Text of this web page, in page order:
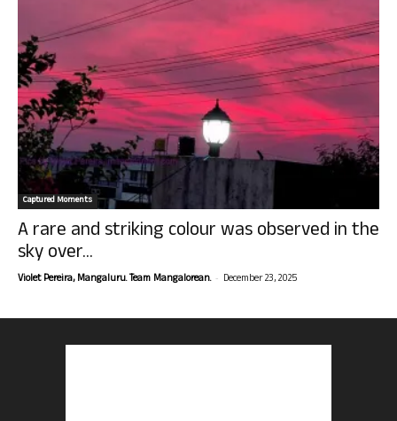
Captured Moments
A rare and striking colour was observed in the
sky over...
Violet Pereira, Mangaluru. Team Mangalorean. - December 23, 2025